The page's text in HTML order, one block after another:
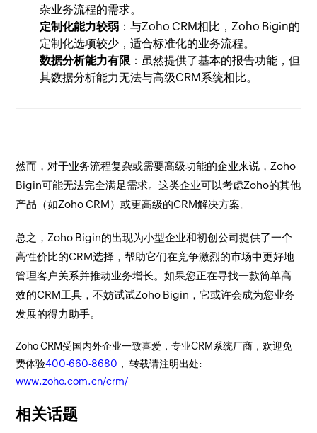
杂业务流程的需求。
定制化能力较弱 ：与Zoho CRM相比，Zoho Bigin的
定制化选项较少，适合标准化的业务流程。
数据分析能力有限 ：虽然提供了基本的报告功能，但
其数据分析能力无法与高级CRM系统相比。
然而，对于业务流程复杂或需要高级功能的企业来说，Zoho
Bigin可能无法完全满足需求。这类企业可以考虑Zoho的其他
产品（如Zoho CRM）或更高级的CRM解决方案。
总之，Zoho Bigin的出现为小型企业和初创公司提供了一个
高性价比的CRM选择，帮助它们在竞争激烈的市场中更好地
管理客户关系并推动业务增长。如果您正在寻找一款简单高
效的CRM工具，不妨试试Zoho Bigin，它或许会成为您业务
发展的得力助手。
Zoho CRM受国内外企业一致喜爱，专业CRM系统厂商，欢迎免
费体验400-660-8680 ， 转载请注明出处:
www.zoho.com.cn/crm/
相关话题